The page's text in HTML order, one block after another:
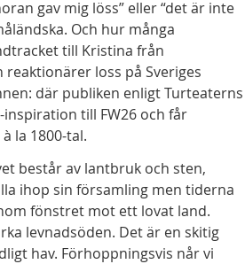
gav mig löss” eller “det är inte
Och hur många
till Kristina från
loss på Sveriges
där publiken enligt Turteaterns
till FW26 och får
la 1800-tal.
består av lantbruk och sten,
ihop sin församling men tiderna
fönstret mot ett lovat land.
levnadsöden. Det är en skitig
hav. Förhoppningsvis når vi